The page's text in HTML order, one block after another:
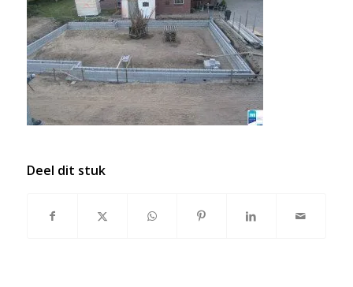
Deel dit stuk